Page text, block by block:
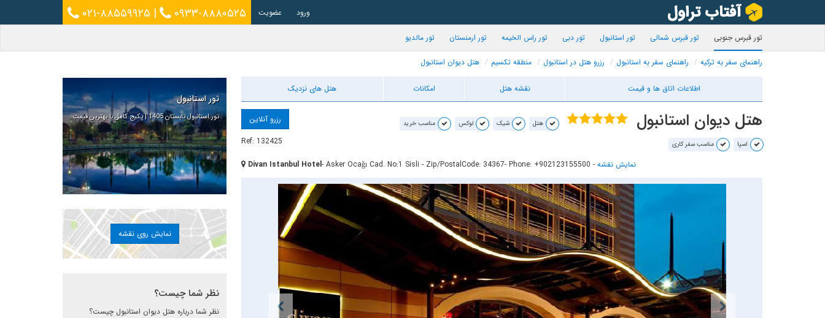
۰۲۱-۸۸۵۵۹۹۲۵ | ۰۹۳۳-۸۸۸۰۵۲۵ ورود عضویت
تور قبرس جنوبی تور قبرس شمالی تور استانبول تور دبی تور راس الخیمه تور ارمنستان تور مالدیو
راهنمای سفر به ترکیه راهنمای سفر به استانبول رزرو هتل در استانبول منطقه تکسیم هتل دیوان استانبول
اطلاعات اتاق ها و قیمت نقشه هتل امکانات هتل های نزدیک
هتل دیوان استانبول هتل شیک لوکس مناسب خرید
اسپا مناسب سفر کاری
رزرو آنلاین
Ref: 132425
Divan Istanbul Hotel- Asker Ocağı Cad. No:1 Sisli - Zip/PostalCode: 34367- Phone: +902123155500 - نمایش نقشه
تور استانبول
تور استانبول تابستان 1405 | پکیج کامل با بهترین قیمت
نمایش روی نقشه
نظر شما چیست؟
نظر شما درباره هتل دیوان استانبول چیست؟